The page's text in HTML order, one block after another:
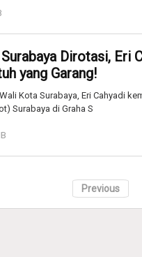
Dirotasi, Eri
yang Garang!
Kota Surabaya, Eri Cahyadi
Surabaya di Graha S
Previous